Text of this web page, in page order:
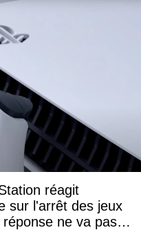
réagit
sur l'arrêt des jeux
ne va pas